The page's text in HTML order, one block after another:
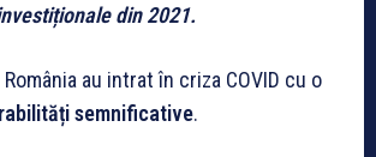
din 2021.
au intrat în criza COVID cu o
semnificative.